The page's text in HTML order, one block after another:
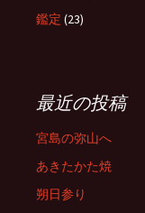
鑑定 (23)
最近の投稿
宮島の弥山へ
あきたかた焼
朔日参り